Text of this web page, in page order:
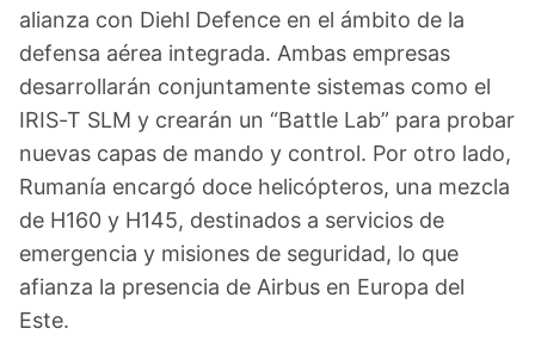
alianza con Diehl Defence en el ámbito de la
defensa aérea integrada. Ambas empresas
desarrollarán conjuntamente sistemas como el
IRIS-T SLM y crearán un “Battle Lab” para probar
nuevas capas de mando y control. Por otro lado,
Rumanía encargó doce helicópteros, una mezcla
de H160 y H145, destinados a servicios de
emergencia y misiones de seguridad, lo que
afianza la presencia de Airbus en Europa del
Este.